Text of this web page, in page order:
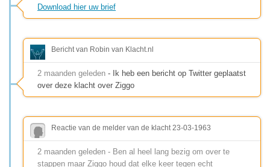
Download hier uw brief
Bericht van Robin van Klacht.nl
2 maanden geleden - Ik heb een bericht op Twitter geplaatst
over deze klacht over Ziggo
Reactie van de melder van de klacht 23-03-1963
2 maanden geleden - Ben al heel lang bezig om over te
stappen maar Ziggo houd dat elke keer tegen echt